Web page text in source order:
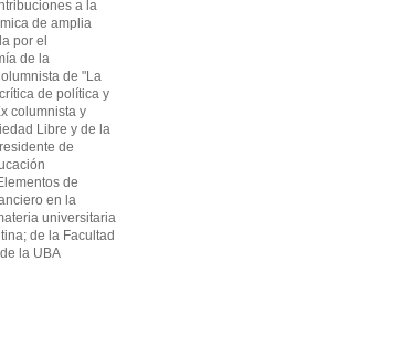
a la
de amplia
por el
de la
de "La
de política y
columnista y
Libre y de la
de
de
en la
universitaria
de la Facultad
la UBA